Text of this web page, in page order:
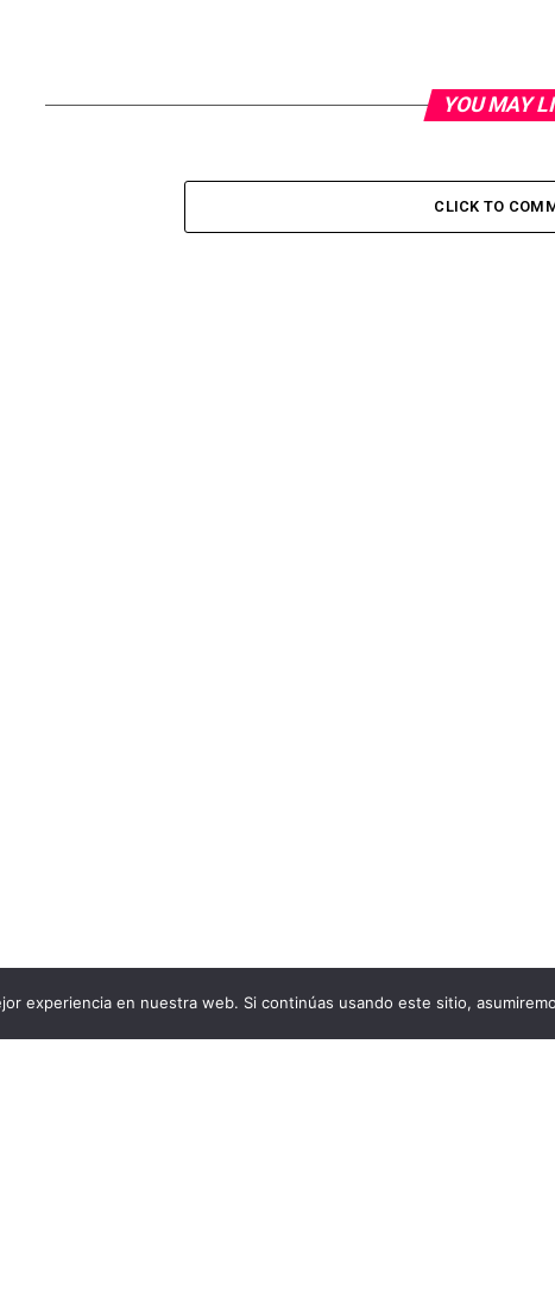
YOU MAY
CLICK TO
experiencia en nuestra web. Si continúas usando este sitio,